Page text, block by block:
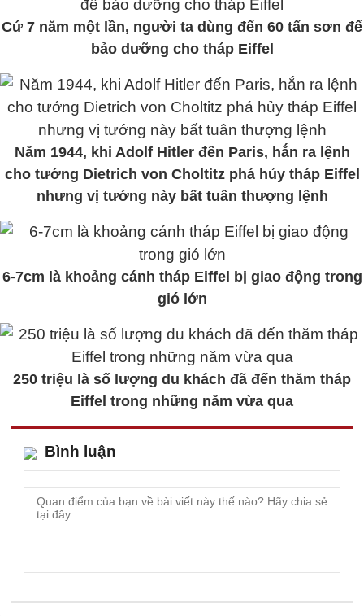
Cứ 7 năm một lần, người ta dùng đến 60 tấn sơn để
bảo dưỡng cho tháp Eiffel
Năm 1944, khi Adolf Hitler đến Paris, hắn ra lệnh
cho tướng Dietrich von Choltitz phá hủy tháp Eiffel
nhưng vị tướng này bất tuân thượng lệnh
6-7cm là khoảng cánh tháp Eiffel bị giao động trong
gió lớn
250 triệu là số lượng du khách đã đến thăm tháp
Eiffel trong những năm vừa qua
Bình luận